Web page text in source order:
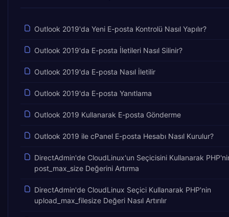
Outlook 2019'da Yeni E-posta Kontrolü Nasıl Yapılır?
Outlook 2019'da E-posta İletileri Nasıl Silinir?
Outlook 2019'da E-posta Nasıl İletilir
Outlook 2019'da E-posta Yanıtlama
Outlook 2019 Kullanarak E-posta Gönderme
Outlook 2019 ile cPanel E-posta Hesabı Nasıl Kurulur?
DirectAdmin'de CloudLinux'un Seçicisini Kullanarak
post_max_size Değerini Artırma
DirectAdmin'de CloudLinux Seçici Kullanarak PHP'nin
upload_max_filesize Değeri Nasıl Artırılır